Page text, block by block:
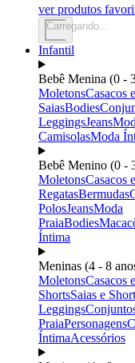
ver produtos
Carregando...
Infantil
Bebê Menina (0 -
MoletonsCasacos
SaiasBodies
LeggingsJeans
CamisolasModa
Bebê Menino (0 -
MoletonsCasacos
RegatasBermudas
PolosJeansModa
PraiaBodies
Íntima
Meninas (4 - 8
MoletonsCasacos
ShortsSaias e
Leggings
PraiaPersonagens
ÍntimaAcessórios